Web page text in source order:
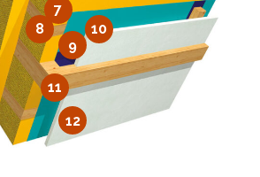
7
8
9
10
11
12